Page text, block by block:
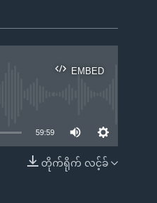
EMBED
EMBED
59:59
တိုက်ရိုက် လင့်ခ်